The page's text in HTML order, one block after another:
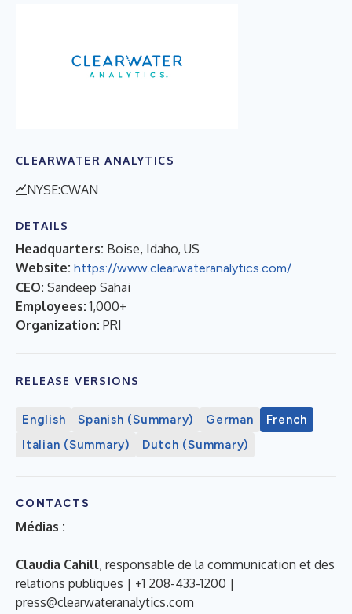
CLEARWATER ANALYTICS
NYSE:CWAN
DETAILS
Headquarters: Boise, Idaho, US
Website: https://www.clearwateranalytics.com/
CEO: Sandeep Sahai
Employees: 1,000+
Organization: PRI
RELEASE VERSIONS
English Spanish (Summary) German
French
Italian (Summary)
Dutch (Summary)
CONTACTS
Médias :
Claudia Cahill, responsable de la communication et des
relations publiques | +1 208-433-1200 |
press@clearwateranalytics.com